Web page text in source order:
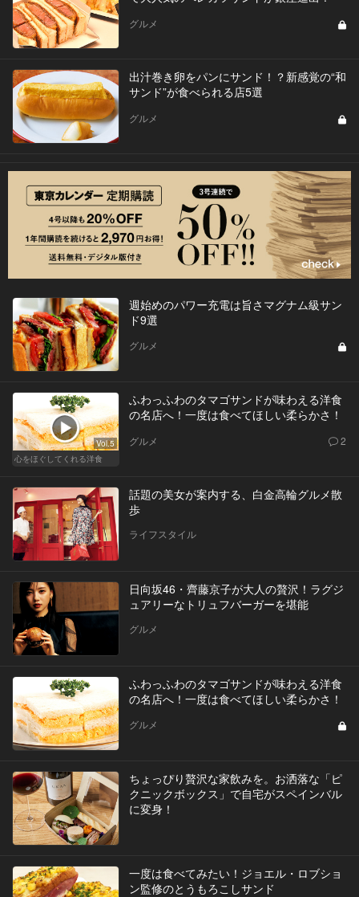
グルメ
出汁巻き卵をパンにサンド！？新感覚の“和
サンド”が食べられる店5選
グルメ
週始めのパワー充電は旨さマグナム級サン
ド9選
グルメ
Vol.5
心をほぐしてくれる洋食
ふわっふわのタマゴサンドが味わえる洋食
の名店へ！一度は食べてほしい柔らかさ！
グルメ 2
話題の美女が案内する、白金高輪グルメ散
歩
ライフスタイル
日向坂46・齊藤京子が大人の贅沢！ラグジ
ュアリーなトリュフバーガーを堪能
グルメ
ふわっふわのタマゴサンドが味わえる洋食
の名店へ！一度は食べてほしい柔らかさ！
グルメ
ちょっぴり贅沢な家飲みを。お洒落な「ピ
クニックボックス」で自宅がスペインバル
に変身！
一度は食べてみたい！ジョエル・ロブショ
ン監修のとうもろこしサンド